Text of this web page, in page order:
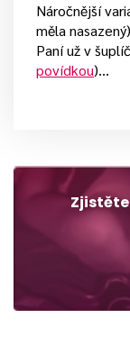
Náročnější
měla
Paní už v
povídkou)…